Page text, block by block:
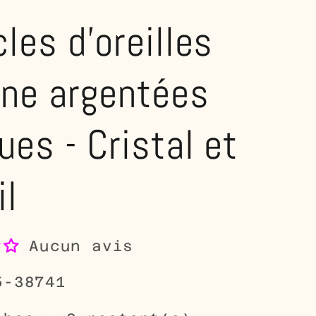
d'oreilles
argentées
- Cristal et
Aucun avis
38741